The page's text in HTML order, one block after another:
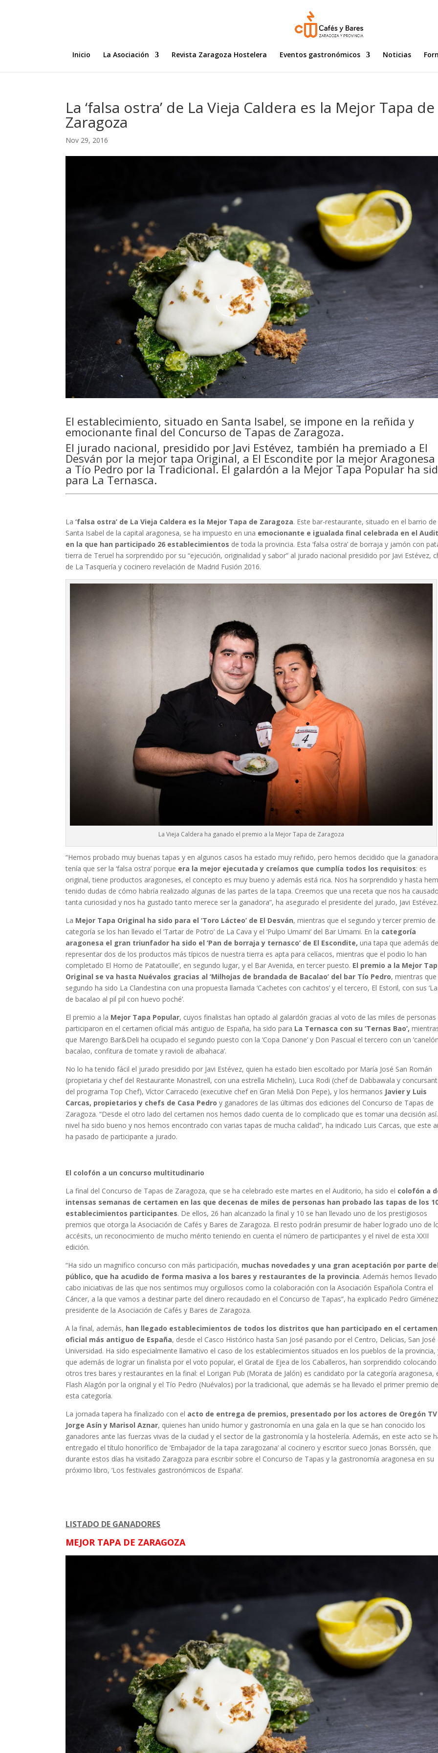
Inicio La Asociación Revista Zaragoza Hostelera Eventos gastronómicos Noticias
La ‘falsa ostra’ de La Vieja Caldera es la Mejor Tapa de
Zaragoza
Nov 29, 2016
El establecimiento, situado en Santa Isabel, se impone en la reñida y
emocionante final del Concurso de Tapas de Zaragoza.
El jurado nacional, presidido por Javi Estévez, también ha premiado a El
Desván por la mejor tapa Original, a El Escondite por la mejor Aragonesa
a Tío Pedro por la Tradicional. El galardón a la Mejor Tapa Popular ha
para La Ternasca.
La ‘falsa ostra’ de La Vieja Caldera es la Mejor Tapa de Zaragoza. Este bar-restaurante, situado en el barrio de
Santa Isabel de la capital aragonesa, se ha impuesto en una emocionante e igualada final celebrada en el
en la que han participado 26 establecimientos de toda la provincia. Esta ‘falsa ostra’ de borraja y jamón con
tierra de Teruel ha sorprendido por su “ejecución, originalidad y sabor” al jurado nacional presidido por Javi Estévez,
de La Tasquería y cocinero revelación de Madrid Fusión 2016.
La Vieja Caldera ha ganado el premio a la Mejor Tapa de Zaragoza
“Hemos probado muy buenas tapas y en algunos casos ha estado muy reñido, pero hemos decidido que la ganadora
tenía que ser la ‘falsa ostra’ porque era la mejor ejecutada y creíamos que cumplía todos los requisitos: es
original, tiene productos aragoneses, el concepto es muy bueno y además está rica. Nos ha sorprendido y hasta
tenido dudas de cómo habría realizado algunas de las partes de la tapa. Creemos que una receta que nos ha
tanta curiosidad y nos ha gustado tanto merece ser la ganadora”, ha asegurado el presidente del jurado, Javi Estévez.
La Mejor Tapa Original ha sido para el ‘Toro Lácteo’ de El Desván, mientras que el segundo y tercer premio de
categoría se los han llevado el ‘Tartar de Potro’ de La Cava y el ‘Pulpo Umami’ del Bar Umami. En la categoría
aragonesa el gran triunfador ha sido el ‘Pan de borraja y ternasco’ de El Escondite, una tapa que además
representar dos de los productos más típicos de nuestra tierra es apta para celíacos, mientras que el podio lo han
completado El Horno de Patatouille’, en segundo lugar, y el Bar Avenida, en tercer puesto. El premio a la Mejor
Original se va hasta Nuévalos gracias al ‘Milhojas de brandada de Bacalao’ del bar Tío Pedro, mientras que
segundo ha sido La Clandestina con una propuesta llamada ‘Cachetes con cachitos’ y el tercero, El Estoril, con sus
de bacalao al pil pil con huevo poché’.
El premio a la Mejor Tapa Popular, cuyos finalistas han optado al galardón gracias al voto de las miles de personas
participaron en el certamen oficial más antiguo de España, ha sido para La Ternasca con su ‘Ternas Bao’,
que Marengo Bar&Deli ha ocupado el segundo puesto con la ‘Copa Danone’ y Don Pascual el tercero con un
bacalao, confitura de tomate y ravioli de albahaca’.
No lo ha tenido fácil el jurado presidido por Javi Estévez, quien ha estado bien escoltado por María José San Román
(propietaria y chef del Restaurante Monastrell, con una estrella Michelin), Luca Rodi (chef de Dabbawala y
del programa Top Chef), Víctor Carracedo (executive chef en Gran Meliá Don Pepe), y los hermanos Javier y Luis
Carcas, propietarios y chefs de Casa Pedroy ganadores de las últimas dos ediciones del Concurso de Tapas de
Zaragoza. “Desde el otro lado del certamen nos hemos dado cuenta de lo complicado que es tomar una decisión
nivel ha sido bueno y nos hemos encontrado con varias tapas de mucha calidad”, ha indicado Luis Carcas, que este
ha pasado de participante a jurado.
El colofón a un concurso multitudinario
La final del Concurso de Tapas de Zaragoza, que se ha celebrado este martes en el Auditorio, ha sido el colofón a
intensas semanas de certamen en las que decenas de miles de personas han probado las tapas de los
establecimientos participantes. De ellos, 26 han alcanzado la final y 10 se han llevado uno de los prestigiosos
premios que otorga la Asociación de Cafés y Bares de Zaragoza. El resto podrán presumir de haber logrado uno de
accésits, un reconocimiento de mucho mérito teniendo en cuenta el número de participantes y el nivel de esta XXII
edición.
“Ha sido un magnifico concurso con más participación, muchas novedades y una gran aceptación por parte
público, que ha acudido de forma masiva a los bares y restaurantes de la provincia. Además hemos
cabo iniciativas de las que nos sentimos muy orgullosos como la colaboración con la Asociación Española Contra el
Cáncer, a la que vamos a destinar parte del dinero recaudado en el Concurso de Tapas”, ha explicado Pedro
presidente de la Asociación de Cafés y Bares de Zaragoza.
A la final, además, han llegado establecimientos de todos los distritos que han participado en el certamen
oficial más antiguo de España, desde el Casco Histórico hasta San José pasando por el Centro, Delicias, San José
Universidad. Ha sido especialmente llamativo el caso de los establecimientos situados en los pueblos de la provincia,
que además de lograr un finalista por el voto popular, el Gratal de Ejea de los Caballeros, han sorprendido
otros tres bares y restaurantes en la final: el Lorigan Pub (Morata de Jalón) es candidato por la categoría aragonesa,
Flash Alagón por la original y el Tío Pedro (Nuévalos) por la tradicional, que además se ha llevado el primer premio
esta categoría.
La jornada tapera ha finalizado con el acto de entrega de premios, presentado por los actores de Oregón TV
Jorge Asín y Marisol Aznar, quienes han unido humor y gastronomía en una gala en la que se han conocido los
ganadores ante las fuerzas vivas de la ciudad y el sector de la gastronomía y la hostelería. Además, en este acto se
entregado el título honorífico de ‘Embajador de la tapa zaragozana’ al cocinero y escritor sueco Jonas Borssén, que
durante estos días ha visitado Zaragoza para escribir sobre el Concurso de Tapas y la gastronomía aragonesa en su
próximo libro, ‘Los festivales gastronómicos de España’.
LISTADO DE GANADORES
MEJOR TAPA DE ZARAGOZA